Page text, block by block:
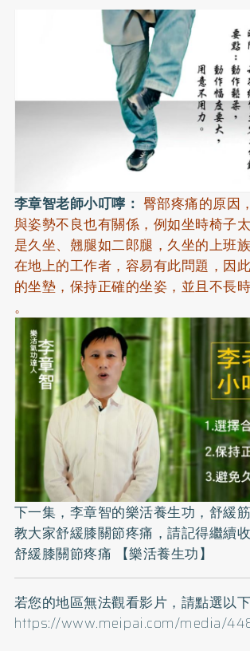
李章智老師小叮嚀： 臀部疼痛的原因
與姿勢不良也有關係，例如坐時椅子
是久坐、翹腿如二郎腿，久坐的上班
在地上的工作者，容易有此問題，因
的坐墊，保持正確的坐姿，並且不長
。
下一集，李章智的樂活養生功，舒緩
教大家舒緩膝關節疼痛，請記得繼續
舒緩膝關節疼痛 【樂活養生功】
若您的地區無法觀看影片，請點選以
https://www.meipai.com/media/